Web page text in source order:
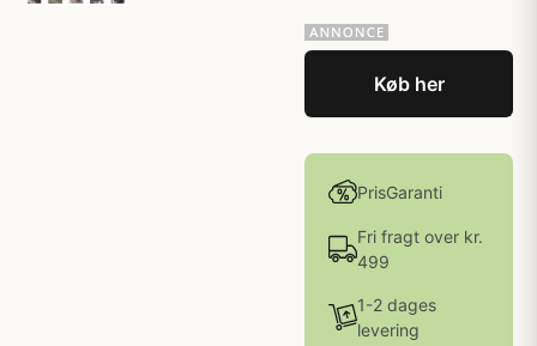
Køb her
PrisGaranti
Fri fragt over kr.
499
1-2 dages
levering